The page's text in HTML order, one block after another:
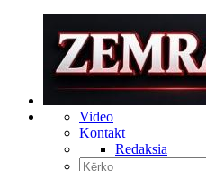
Video
Kontakt
Redaksia